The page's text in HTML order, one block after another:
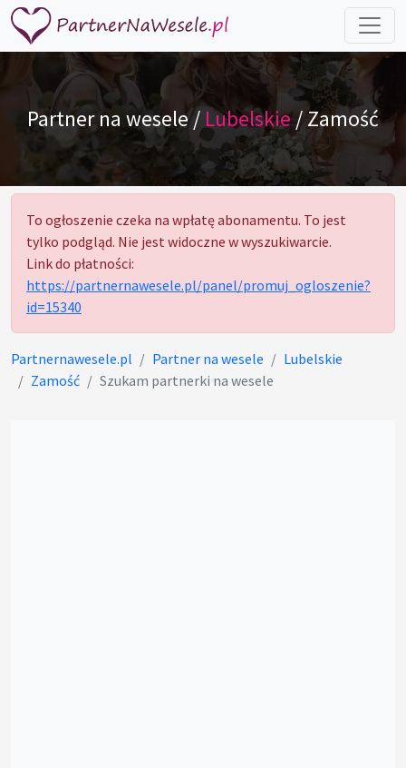
Partner na wesele / Lubelskie/ Zamość
To ogłoszenie czeka na wpłatę abonamentu. To jest
tylko podgląd. Nie jest widoczne w wyszukiwarcie.
Link do płatności:
https://partnernawesele.pl/panel/promuj_ogloszenie?
id=15340
Partnernawesele.pl Partner na wesele
Lubelskie
Zamość
Szukam partnerki na wesele